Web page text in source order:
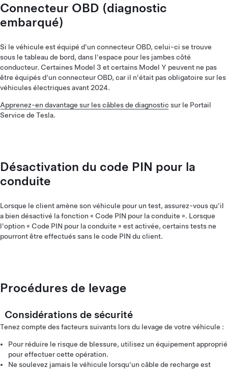
Connecteur OBD (diagnostic
embarqué)
Si le véhicule est équipé d'un connecteur OBD, celui-ci se trouve
sous le tableau de bord, dans l'espace pour les jambes côté
conducteur. Certaines Model 3 et certains Model Y peuvent ne pas
être équipés d'un connecteur OBD, car il n'était pas obligatoire sur les
véhicules électriques avant 2024.
Apprenez-en davantage sur les câbles de diagnostic sur le Portail
Service de Tesla.
Désactivation du code PIN pour la
conduite
Lorsque le client amène son véhicule pour un test, assurez-vous qu'il
a bien désactivé la fonction « Code PIN pour la conduite ». Lorsque
l'option « Code PIN pour la conduite » est activée, certains tests ne
pourront être effectués sans le code PIN du client.
Procédures de levage
Considérations de sécurité
Tenez compte des facteurs suivants lors du levage de votre véhicule :
Pour réduire le risque de blessure, utilisez un équipement approprié
pour effectuer cette opération.
Ne soulevez jamais le véhicule lorsqu'un câble de recharge est